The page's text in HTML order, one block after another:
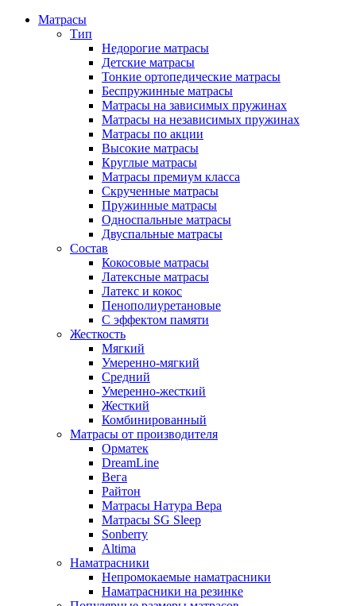
Матрасы
Тип
Недорогие матрасы
Детские матрасы
Тонкие ортопедические матрасы
Беспружинные матрасы
Матрасы на зависимых пружинах
Матрасы на независимых пружинах
Матрасы по акции
Высокие матрасы
Круглые матрасы
Матрасы премиум класса
Скрученные матрасы
Пружинные матрасы
Односпальные матрасы
Двуспальные матрасы
Состав
Кокосовые матрасы
Латексные матрасы
Латекс и кокос
Пенополиуретановые
С эффектом памяти
Жесткость
Мягкий
Умеренно-мягкий
Средний
Умеренно-жесткий
Жесткий
Комбинированный
Матрасы от производителя
Орматек
DreamLine
Вега
Райтон
Матрасы Натура Вера
Матрасы SG Sleep
Sonberry
Altima
Наматрасники
Непромокаемые наматрасники
Наматрасники на резинке